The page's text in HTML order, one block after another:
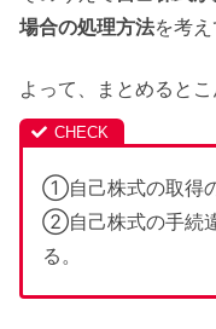
場合の処理方法を考え
よって、まとめるとこ
①自己株式の取得
②自己株式の手続
る。